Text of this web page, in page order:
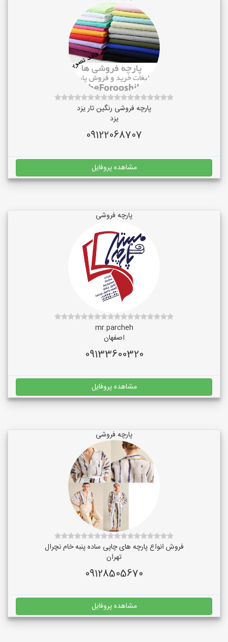
پارچه فروشی رنگین تار یزد
یزد
09122068707
مشاهده پروفایل
پارچه فروشی
mr.parcheh
اصفهان
09133600320
مشاهده پروفایل
پارچه فروشی
فروش انواع پارچه های چاپی ساده پنبه خام نچرال
تهران
09128505670
مشاهده پروفایل